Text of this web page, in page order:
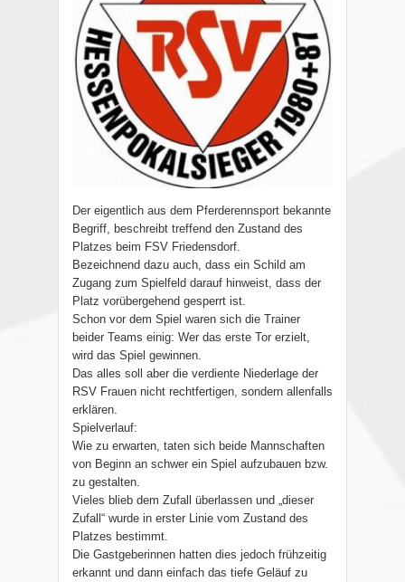
Der eigentlich aus dem Pferderennsport bekannte
Begriff, beschreibt treffend den Zustand des
Platzes beim FSV Friedensdorf.
Bezeichnend dazu auch, dass ein Schild am
Zugang zum Spielfeld darauf hinweist, dass der
Platz vorübergehend gesperrt ist.
Schon vor dem Spiel waren sich die Trainer
beider Teams einig: Wer das erste Tor erzielt,
wird das Spiel gewinnen.
Das alles soll aber die verdiente Niederlage der
RSV Frauen nicht rechtfertigen, sondern allenfalls
erklären.
Spielverlauf:
Wie zu erwarten, taten sich beide Mannschaften
von Beginn an schwer ein Spiel aufzubauen bzw.
zu gestalten.
Vieles blieb dem Zufall überlassen und „dieser
Zufall“ wurde in erster Linie vom Zustand des
Platzes bestimmt.
Die Gastgeberinnen hatten dies jedoch frühzeitig
erkannt und dann einfach das tiefe Geläuf zu